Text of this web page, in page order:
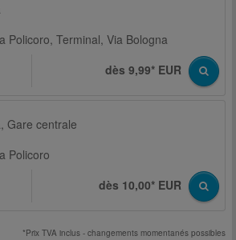
Policoro, Terminal, Via Bologna
dès 9,99* EUR
Gare centrale
Policoro
dès 10,00* EUR
*Prix TVA inclus - changements momentanés possibles